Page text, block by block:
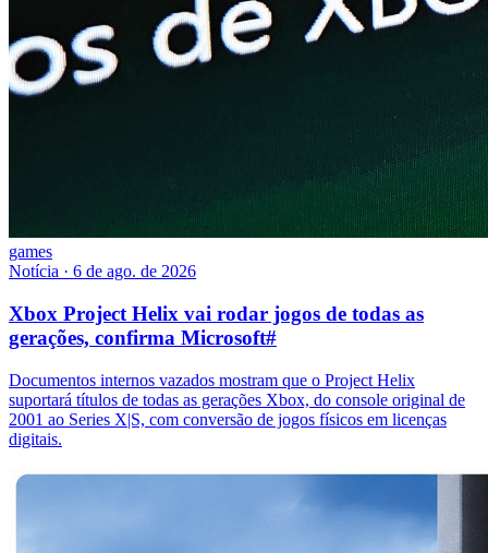
games
Notícia · 6 de ago. de 2026
Xbox Project Helix vai rodar jogos de todas as
gerações, confirma Microsoft#
Documentos internos vazados mostram que o Project Helix
suportará títulos de todas as gerações Xbox, do console original de
2001 ao Series X|S, com conversão de jogos físicos em licenças
digitais.